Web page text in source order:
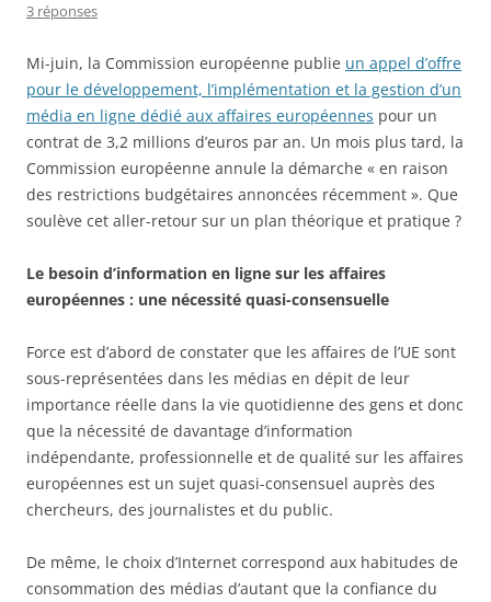
3 réponses
Mi-juin, la Commission européenne publie un appel d’offre
pour le développement, l’implémentation et la gestion d’un
média en ligne dédié aux affaires européennes pour un
contrat de 3,2 millions d’euros par an. Un mois plus tard, la
Commission européenne annule la démarche « en raison
des restrictions budgétaires annoncées récemment ». Que
soulève cet aller-retour sur un plan théorique et pratique ?
Le besoin d’information en ligne sur les affaires
européennes : une nécessité quasi-consensuelle
Force est d’abord de constater que les affaires de l’UE sont
sous-représentées dans les médias en dépit de leur
importance réelle dans la vie quotidienne des gens et donc
que la nécessité de davantage d’information
indépendante, professionnelle et de qualité sur les affaires
européennes est un sujet quasi-consensuel auprès des
chercheurs, des journalistes et du public.
De même, le choix d’Internet correspond aux habitudes de
consommation des médias d’autant que la confiance du